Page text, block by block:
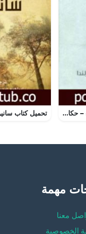
تحميل كتاب بحيرة الشفاء – حكايات شعبية من آيرلندا PDF تأليف ويليام بتلر ييتس مجانا [كامل]
مهمة
معنا
الخصوصية